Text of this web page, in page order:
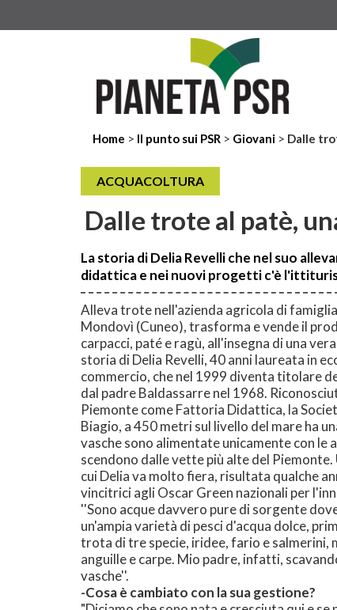
Home > Il punto sui PSR > Giovani > Dalle
ACQUACOLTURA
Dalle trote al patè,
La storia di Delia Revelli che nel suo
didattica e nei nuovi progetti c'è
Alleva trote nell'azienda agricola di famiglia
Mondovì (Cuneo), trasforma e vende il
carpacci, paté e ragù, all'insegna di una
storia di Delia Revelli, 40 anni laureata in
commercio, che nel 1999 diventa titolare
dal padre Baldassarre nel 1968.
Piemonte come Fattoria Didattica, la
Biagio, a 450 metri sul livello del mare ha
vasche sono alimentate unicamente con le
scendono dalle vette più alte del
cui Delia va molto fiera, risultata qualche
vincitrici agli Oscar Green nazionali per
''Sono acque davvero pure di sorgente
un'ampia varietà di pesci d'acqua dolce,
trota di tre specie, iridee, fario e salmerini,
anguille e carpe. Mio padre, infatti,
vasche''.
-Cosa è cambiato con la sua gestione?